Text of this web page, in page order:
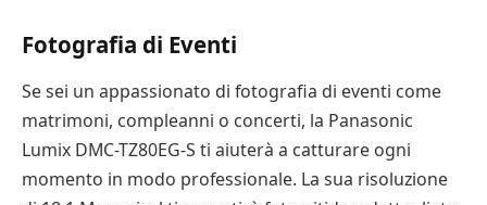
Fotografia di Eventi
Se sei un appassionato di fotografia di eventi come
matrimoni, compleanni o concerti, la Panasonic
Lumix DMC-TZ80EG-S ti aiuterà a catturare ogni
momento in modo professionale. La sua risoluzione